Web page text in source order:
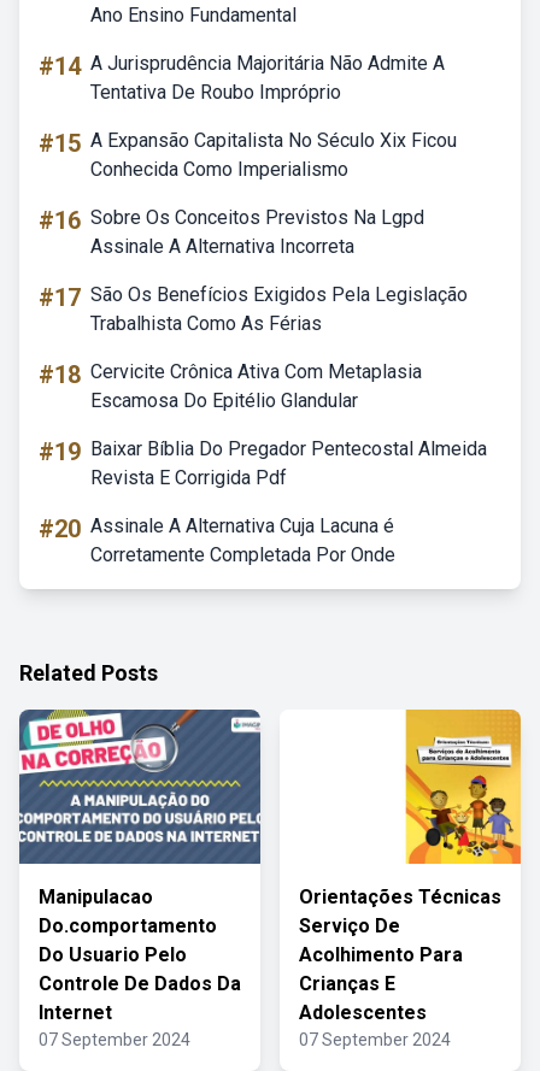
Ano Ensino Fundamental
#14 A Jurisprudência Majoritária Não Admite A
Tentativa De Roubo Impróprio
#15 A Expansão Capitalista No Século Xix Ficou
Conhecida Como Imperialismo
#16 Sobre Os Conceitos Previstos Na Lgpd
Assinale A Alternativa Incorreta
#17 São Os Benefícios Exigidos Pela Legislação
Trabalhista Como As Férias
#18 Cervicite Crônica Ativa Com Metaplasia
Escamosa Do Epitélio Glandular
#19 Baixar Bíblia Do Pregador Pentecostal Almeida
Revista E Corrigida Pdf
#20 Assinale A Alternativa Cuja Lacuna é
Corretamente Completada Por Onde
Related Posts
Manipulacao
Do.comportamento
Do Usuario Pelo
Controle De Dados Da
Internet
07 September 2024
Orientações Técnicas
Serviço De
Acolhimento Para
Crianças E
Adolescentes
07 September 2024